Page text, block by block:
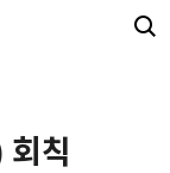
칙